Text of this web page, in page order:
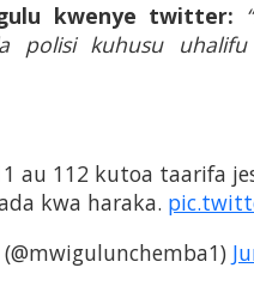
kwenye twitter:
polisi kuhusu uhalifu
au 112 kutoa taarifa
kwa haraka.